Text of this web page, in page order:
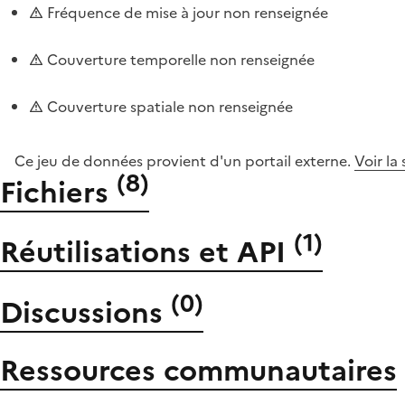
Fréquence de mise à jour non renseignée
Couverture temporelle non renseignée
Couverture spatiale non renseignée
Ce jeu de données provient d'un portail externe. Voir la
Fichiers (8)
Réutilisations et API (1)
Discussions (0)
Ressources communautaires